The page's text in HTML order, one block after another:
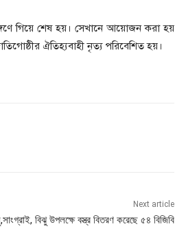
গিয়ে শেষ হয়। সেখানে আয়োজন করা হয়
ঐতিহ্যবাহী নৃত্য পরিবেশিত হয়।
Next article
বিঝু উপলক্ষে বস্ত্র বিতরণ করেছে ৫৪ বিজিবি